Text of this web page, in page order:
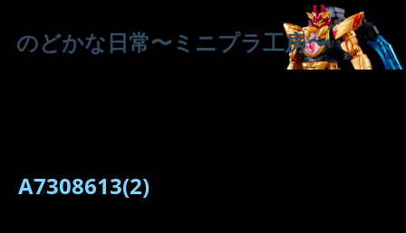
のどかな日常〜ミニプラ工房〜
A7308613(2)